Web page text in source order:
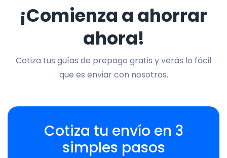
¡Comienza a ahorrar
ahora!
Cotiza tus guías de prepago gratis y verás lo fácil
que es enviar con nosotros.
Cotiza tu envío en 3
simples pasos